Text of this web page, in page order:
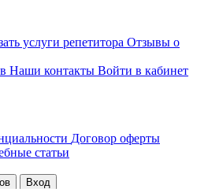
услуги репетитора Отзывы о
Наши контакты Войти в кабинет
Договор оферты
статьи
Вход